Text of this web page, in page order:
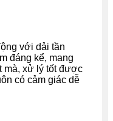
với dải tần
đáng kể, mang
mà, xử lý tốt được
có cảm giác dễ